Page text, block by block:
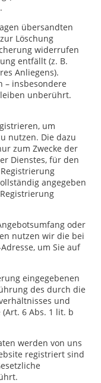
übersandten
Löschung
widerrufen
entfällt (z. B.
Anliegens).
– insbesondere
unberührt.
um
nutzen. Die dazu
zum Zwecke der
Dienstes, für den
angegeben
oder
nutzen wir die bei
um Sie auf
eingegebenen
des durch die
und
6 Abs. 1 lit. b
werden von uns
registriert sind